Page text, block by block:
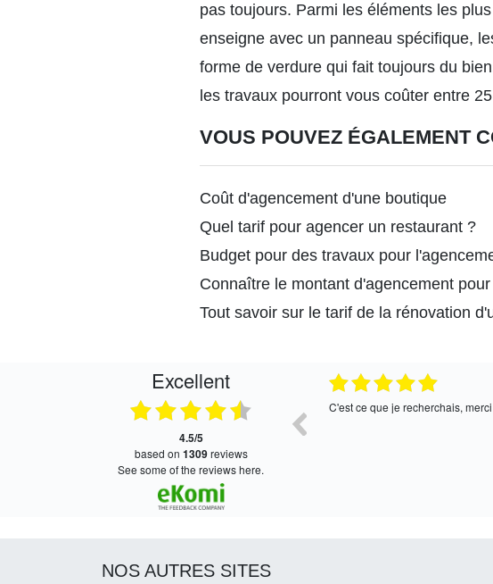
pas toujours. Parmi les éléments les
enseigne avec un panneau spécifique,
forme de verdure qui fait toujours du
les travaux pourront vous coûter entre
VOUS POUVEZ ÉGALEMENT
Coût d'agencement d'une boutique
Quel tarif pour agencer un restaurant ?
Budget pour des travaux pour
Connaître le montant d'agencement pour
Tout savoir sur le tarif de la rénovation
Excellent
4.5/5
based on 1309reviews
see some of the reviews here.
Satisfait, retour rapide ! Très bon service !
NOS AUTRES SITES